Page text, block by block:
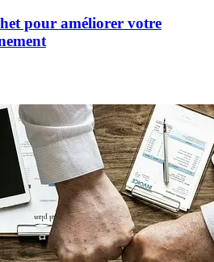
pour améliorer votre